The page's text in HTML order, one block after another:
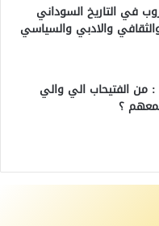
في التاريخ السوداني
والادبي والسياسي
الفتيحاب الي والي
؟